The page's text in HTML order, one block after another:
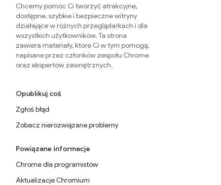
Chcemy pomóc Ci tworzyć atrakcyjne,
dostępne, szybkie i bezpieczne witryny
działające w różnych przeglądarkach i dla
wszystkich użytkowników. Ta strona
zawiera materiały, które Ci w tym pomogą,
napisane przez członków zespołu Chrome
oraz ekspertów zewnętrznych.
Opublikuj coś
Zgłoś błąd
Zobacz nierozwiązane problemy
Powiązane informacje
Chrome dla programistów
Aktualizacje Chromium